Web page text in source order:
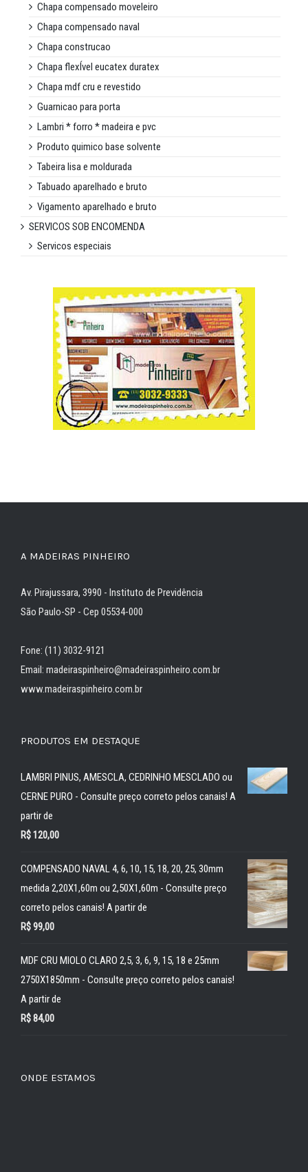
Chapa compensado moveleiro
Chapa compensado naval
Chapa construcao
Chapa flexÍvel eucatex duratex
Chapa mdf cru e revestido
Guarnicao para porta
Lambri * forro * madeira e pvc
Produto quimico base solvente
Tabeira lisa e moldurada
Tabuado aparelhado e bruto
Vigamento aparelhado e bruto
SERVICOS SOB ENCOMENDA
Servicos especiais
A MADEIRAS PINHEIRO
Av. Pirajussara, 3990 - Instituto de Previdência
São Paulo-SP - Cep 05534-000
Fone: (11) 3032-9121
Email: madeiraspinheiro@madeiraspinheiro.com.br
www.madeiraspinheiro.com.br
PRODUTOS EM DESTAQUE
LAMBRI PINUS, AMESCLA, CEDRINHO MESCLADO ou
CERNE PURO - Consulte preço correto pelos canais! A
partir de
R$120,00
COMPENSADO NAVAL 4, 6, 10, 15, 18, 20, 25, 30mm
medida 2,20X1,60m ou 2,50X1,60m - Consulte preço
correto pelos canais! A partir de
R$99,00
MDF CRU MIOLO CLARO 2,5, 3, 6, 9, 15, 18 e 25mm
2750X1850mm - Consulte preço correto pelos canais!
A partir de
R$84,00
ONDE ESTAMOS